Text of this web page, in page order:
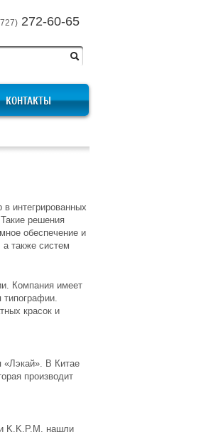
272-60-65
КОНТАКТЫ
интегрированных
решения
обеспечение и
а также систем
Компания имеет
типографии.
красок и
«Лэкай». В Китае
производит
K.K.P.M. нашли